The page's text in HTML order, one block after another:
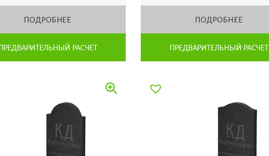
ПОДРОБНЕЕ
РАСЧЕТ
ПОДРОБНЕЕ
ПРЕДВАРИТЕЛЬНЫЙ РАСЧЕТ